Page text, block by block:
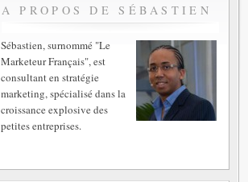
A PROPOS DE SÉBASTIEN
Sébastien, surnommé "Le
Marketeur Français", est
consultant en stratégie
marketing, spécialisé dans la
croissance explosive des
petites entreprises.